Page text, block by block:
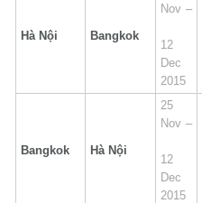
Hà Nội Bangkok
Nov –
12
Dec
2015
Bangkok Hà Nội
25
Nov –
12
Dec
2015